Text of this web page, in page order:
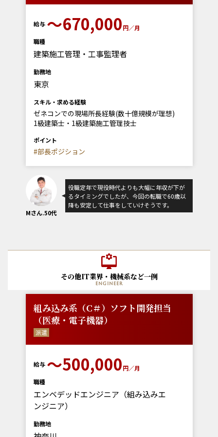
給与 〜670,000円／月
職種
建築施工管理・工事監理者
勤務地
東京
スキル・求める経験
ゼネコンでの現場所長経験(数十億規模が理想)
1級建築士・1級建築施工管理技士
ポイント
#部長ポジション
Mさん.50代
役職定年で現役時代よりも大幅に年収が下が
るタイミングでしたが、今回の転職で60歳以
降も安定して仕事をしていけそうです。
その他IT業界・機械系など一例
engineer
組み込み系（C＃）ソフト開発担当
（医療・電子機器）
派遣
給与 〜500,000円／月
職種
エンベデッドエンジニア（組み込みエ
ンジニア）
勤務地